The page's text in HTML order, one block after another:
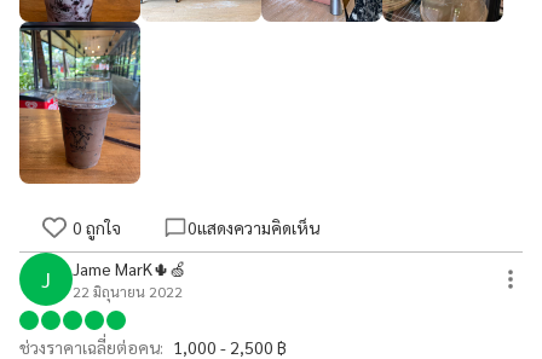
0 ถูกใจ 0แสดงความคิดเห็น
J Jame MarK🌵🍏
22 มิถุนายน 2022
ช่วงราคาเฉลี่ยต่อคน: 1,000 - 2,500 ฿